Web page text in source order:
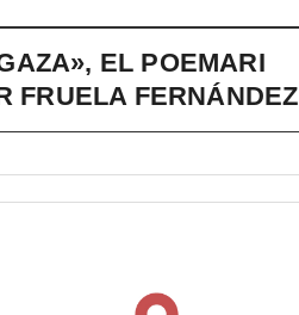
EL POEMARI
FRUELA FERNÁNDEZ